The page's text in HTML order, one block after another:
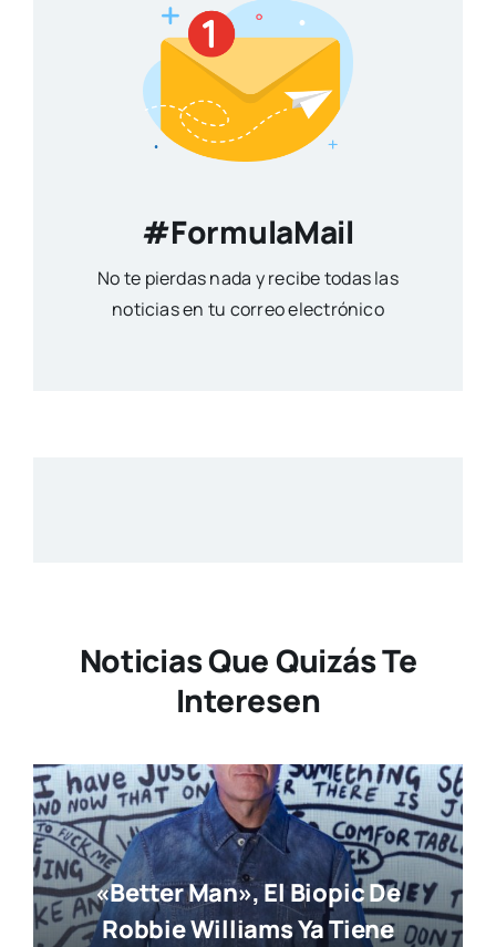
#FormulaMail
No te pierdas nada y recibe todas las
noticias en tu correo electrónico
Noticias Que Quizás Te
Interesen
«Better Man», El Biopic De
Robbie Williams Ya Tiene